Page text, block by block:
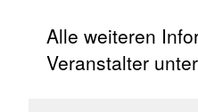
Alle weiteren
Veranstalter unter